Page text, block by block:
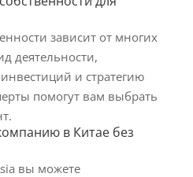
зависит от многих
деятельности,
и стратегию
помогут вам выбрать
в Китае без
вы можете